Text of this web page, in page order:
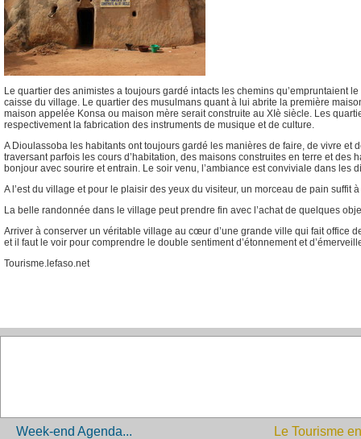
Le quartier des animistes a toujours gardé intacts les chemins qu’empruntaient
caisse du village. Le quartier des musulmans quant à lui abrite la première
maison appelée Konsa ou maison mère serait construite au XIè siècle. Les
respectivement la fabrication des instruments de musique et de culture.
A Dioulassoba les habitants ont toujours gardé les manières de faire, de vivre et
traversant parfois les cours d’habitation, des maisons construites en terre et des
bonjour avec sourire et entrain. Le soir venu, l’ambiance est conviviale dans les
A l’est du village et pour le plaisir des yeux du visiteur, un morceau de pain suffit
La belle randonnée dans le village peut prendre fin avec l’achat de quelques
Arriver à conserver un véritable village au cœur d’une grande ville qui fait office
et il faut le voir pour comprendre le double sentiment d’étonnement et
Tourisme.lefaso.net
Week-end Agenda... Le Tourisme